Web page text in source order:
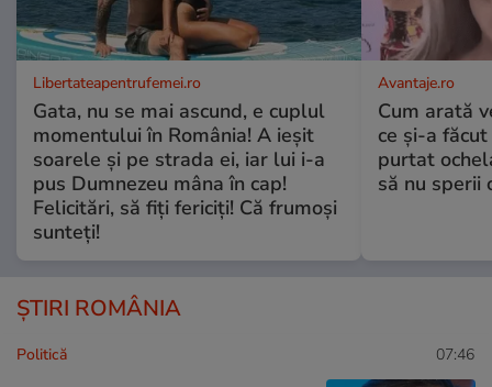
Libertateapentrufemei.ro
Gata, nu se mai ascund, e cuplul
momentului în România! A ieșit
soarele și pe strada ei, iar lui i-a
pus Dumnezeu mâna în cap!
Felicitări, să fiți fericiți! Că frumoși
sunteți!
Avantaje.ro
Cum arată
ce și-a
purtat
să nu sperii
ȘTIRI ROMÂNIA
Politică 07:46